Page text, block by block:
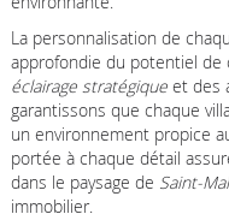
La personnalisation de
approfondie du potentiel de
éclairage stratégiqueet des
garantissons que chaque
un environnement propice
portée à chaque détail
dans le paysage de Saint-
immobilier.